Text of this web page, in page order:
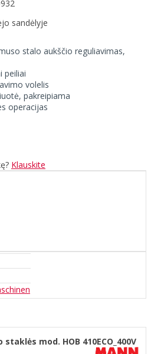
sandėlyje
stalo aukščio reguliavimas,
peiliai
volelis
pakreipiama
operacijas
Klauskite
mod. HOB 410ECO_400V